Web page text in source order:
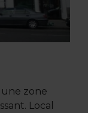
zone
Local